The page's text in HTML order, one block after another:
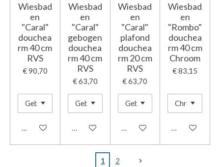
Wiesbad
en
"Caral"
douchea
rm 40 cm
RVS
€ 90,70
In winkelwagen
Wiesbad
en
"Caral"
gebogen
douchea
rm 40 cm
RVS
€ 63,70
In winkelwagen
Wiesbad
en
"Caral"
plafond
douchea
rm 20 cm
RVS
€ 63,70
In winkelwagen
Wiesbad
en
"Rombo"
douchea
rm 40 cm
Chroom
€ 83,15
In
1 2